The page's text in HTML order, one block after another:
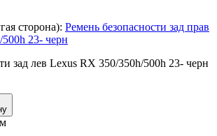
сторона): Ремень безопасности зад прав
23- черн
зад лев Lexus RX 350/350h/500h 23- черн